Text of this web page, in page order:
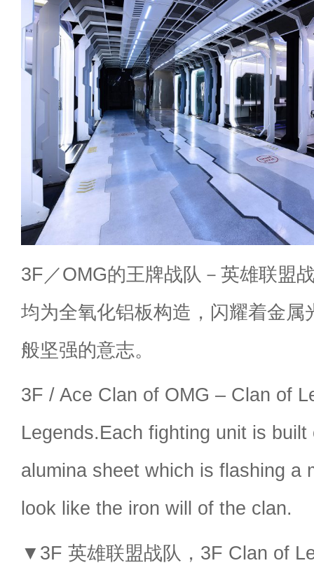
3F／OMG的王牌战队－英雄联盟
均为全氧化铝板构造，闪耀着金属
般坚强的意志。
3F / Ace Clan of OMG – Clan of
Legends.Each fighting unit is built
alumina sheet which is flashing a
look like the iron will of the clan.
▼3F 英雄联盟战队，3F Clan of